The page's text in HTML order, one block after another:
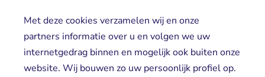
Met deze cookies verzamelen wij en onze
partners informatie over u en volgen we uw
internetgedrag binnen en mogelijk ook buiten onze
website. Wij bouwen zo uw persoonlijk profiel op.
Vrijwilligers